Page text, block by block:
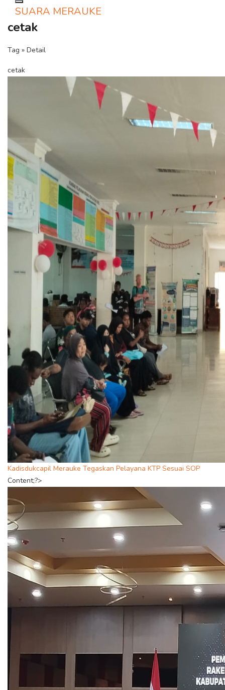
Toggle navigation
SUARA MERAUKE
cetak
Tag » Detail
cetak
Kadisdukcapil Merauke Tegaskan Pelayana KTP Sesuai SOP
Content;?>